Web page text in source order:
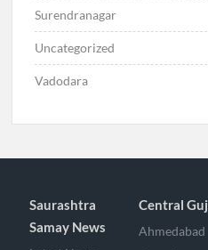
Surendranagar
Uncategorized
Vadodara
Saurashtra
Samay News
Central
Ahmedabad